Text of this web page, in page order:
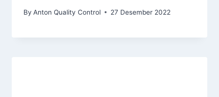
By Anton Quality Control 27 Desember 2022